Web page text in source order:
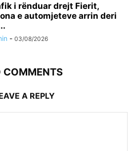
i rënduar drejt Fierit,
e automjeteve arrin deri
- 03/08/2026
COMMENTS
A REPLY